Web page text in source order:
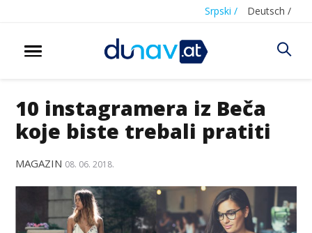
Srpski / Deutsch /
10 instagramera iz Beča
koje biste trebali pratiti
MAGAZIN 08. 06. 2018.